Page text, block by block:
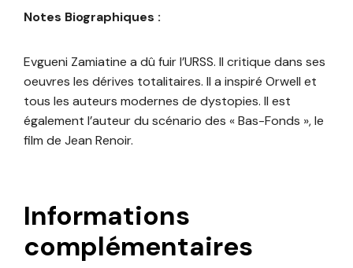
Notes Biographiques :
Evgueni Zamiatine a dû fuir l’URSS. Il critique dans ses
oeuvres les dérives totalitaires. Il a inspiré Orwell et
tous les auteurs modernes de dystopies. Il est
également l’auteur du scénario des « Bas-Fonds », le
film de Jean Renoir.
Informations
complémentaires